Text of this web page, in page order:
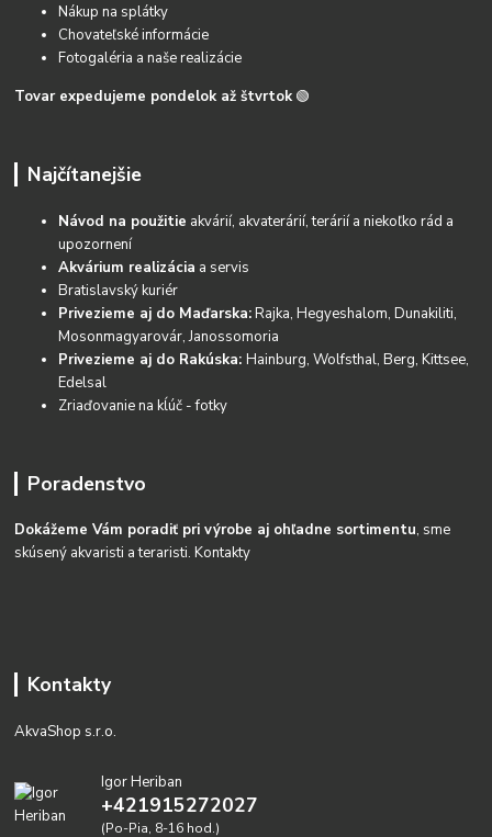
Nákup na splátky
Chovateľské informácie
Fotogaléria a naše realizácie
Tovar expedujeme pondelok až štvrtok 🟢
Najčítanejšie
Návod na použitie akvárií, akvaterárií, terárií a niekoľko rád a
upozornení
Akvárium realizácia a servis
Bratislavský kuriér
Privezieme aj do Maďarska:Rajka, Hegyeshalom, Dunakiliti,
Mosonmagyarovár, Janossomoria
Privezieme aj do Rakúska:Hainburg, Wolfsthal, Berg, Kittsee,
Edelsal
Zriaďovanie na kĺúč - fotky
Poradenstvo
Dokážeme Vám poradiť pri výrobe aj ohľadne sortimentu, sme
skúsený akvaristi a teraristi.Kontakty
Kontakty
AkvaShop s.r.o.
Igor Heriban
+421915272027
(Po-Pia, 8-16 hod.)